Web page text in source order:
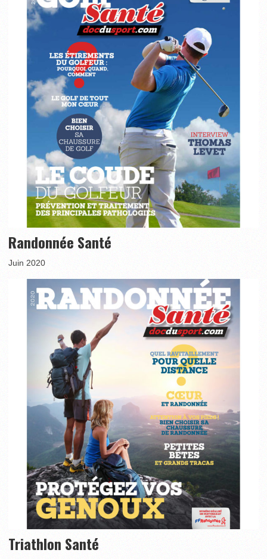
Randonnée Santé
Juin 2020
Triathlon Santé